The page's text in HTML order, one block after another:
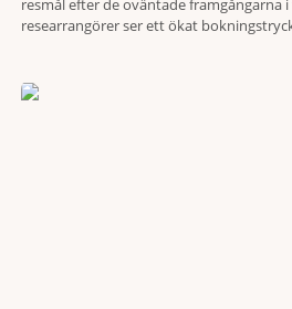
resmål efter de oväntade framgångarna
researrangörer ser ett ökat
motsvarande vecka i